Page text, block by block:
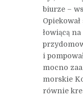
biurze –
łowiącą
i
mocno
morskie
równie